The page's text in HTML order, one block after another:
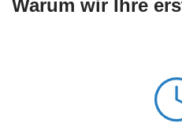
Warum wir Ihre